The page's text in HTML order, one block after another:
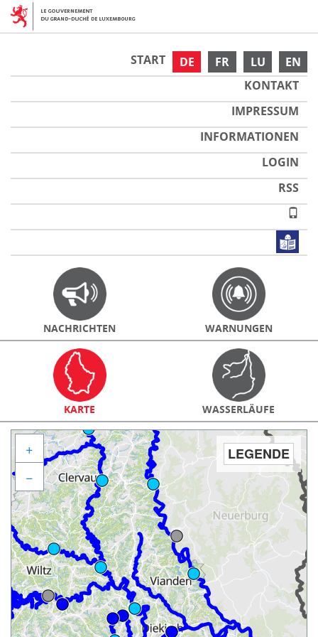
DE FR LU EN
START
KONTAKT
IMPRESSUM
INFORMATIONEN
LOGIN
RSS
NACHRICHTEN WARNUNGEN
KARTE WASSERLÄUFE
LEGENDE
+
−